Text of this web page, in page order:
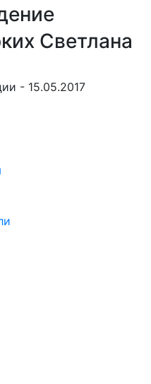
Светлана
- 15.05.2017